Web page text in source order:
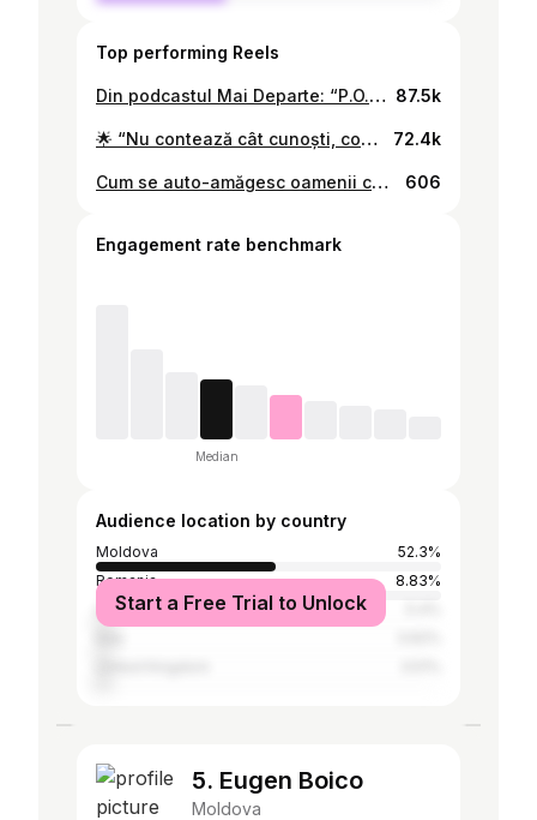
Top performing Reels
Din podcastul Mai Departe: “P.O.H.U.I de @carlasdreams e cel mai reprezentativ cântec pentru un imn al Moldovei în ultimii zece ani. Asta e adevărat, asta e despre noi” #ashadetare #imnul #moldova 87.5k
🌟 “Nu contează cât cunoști, contează cât faci!” 💥 🔥🎙️ Descoperă podcastul “Mai Departe” cu Alina Andriuță, expertă în business, antreprenoriat și formare! Discutăm despre minte, bani și cum să-i folosim corect, investiții, schimbări de carieră, popularitate online și multe altele! 🤖 Află cum ne influențează mediul în care trăim. Descoperă secretele pentru a valorifica zona ta de geniu și cum să anticipăm schimbările din era tehnologică. 💰 Discutăm importanța educației financiare și cum să gestionăm banii corect, plus sfaturi despre investiții imobiliare. 📚 Abordăm subiectul coachilor informaționali și etica din spatele acestei activități, precum și experiența Alinei ca business influencer 🚀 #MaiDeparte #RockitMoldova 72.4k
Cum se auto-amăgesc oamenii care au obținut popularitate? Cine ajunge pe scenă, și în general, încotro? Podcastul Mai Departe cu Anatol Durbală. SHAREIT! #podcast #maideparte #discutie #ashadetare 606
Engagement rate benchmark
Median
Audience location by country
Moldova
52.3%
Romania
8.83%
United States
Start a Free Trial to Unlock
5. Eugen Boico
Moldova